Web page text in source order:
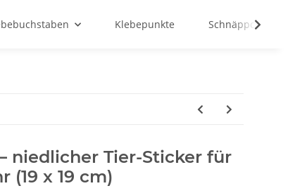
Klebepunkte
niedlicher Tier-Sticker für
(19 x 19 cm)